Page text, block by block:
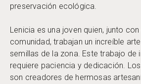
preservación ecológica.
Lenicia es una joven quien, junto
comunidad, trabajan un increíble
semillas de la zona. Este trabajo de
requiere paciencia y dedicación.
son creadores de hermosas